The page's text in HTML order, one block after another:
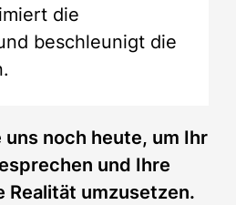
die
beschleunigt die
noch heute, um Ihr
und Ihre
Realität umzusetzen.